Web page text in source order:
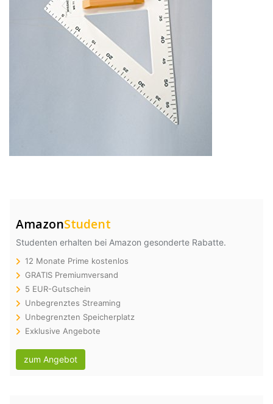
AmazonStudent
Studenten erhalten bei Amazon gesonderte Rabatte.
12 Monate Prime kostenlos
GRATIS Premiumversand
5 EUR-Gutschein
Unbegrenztes Streaming
Unbegrenzten Speicherplatz
Exklusive Angebote
zum Angebot